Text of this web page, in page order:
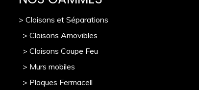
> Cloisons et Séparations
> Cloisons Amovibles
> Cloisons Coupe Feu
> Murs mobiles
> Plaques Fermacell